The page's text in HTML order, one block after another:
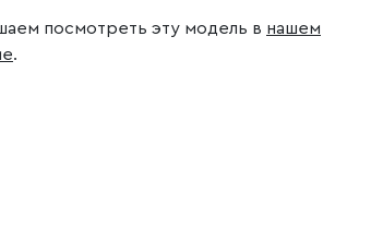
посмотреть эту модель в нашем
.